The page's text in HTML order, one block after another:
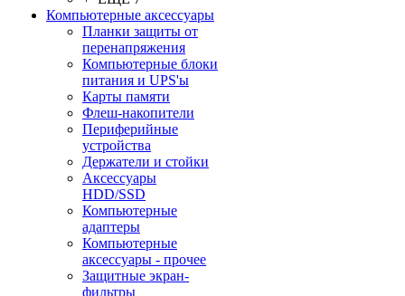
Компьютерные аксессуары
Планки защиты от
перенапряжения
Компьютерные блоки
питания и UPS'ы
Карты памяти
Флеш-накопители
Периферийные
устройства
Держатели и стойки
Аксессуары
HDD/SSD
Компьютерные
адаптеры
Компьютерные
аксессуары - прочее
Защитные экран-
фильтры